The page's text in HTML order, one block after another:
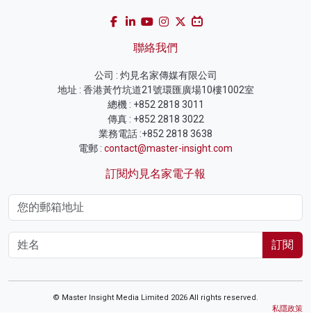
聯絡我們
公司 : 灼見名家傳媒有限公司
地址 : 香港黃竹坑道21號環匯廣場10樓1002室
總機 : +852 2818 3011
傳真 : +852 2818 3022
業務電話 :+852 2818 3638
電郵 : contact@master-insight.com
訂閱灼見名家電子報
訂閱
© Master Insight Media Limited 2026 All rights reserved.
私隱政策